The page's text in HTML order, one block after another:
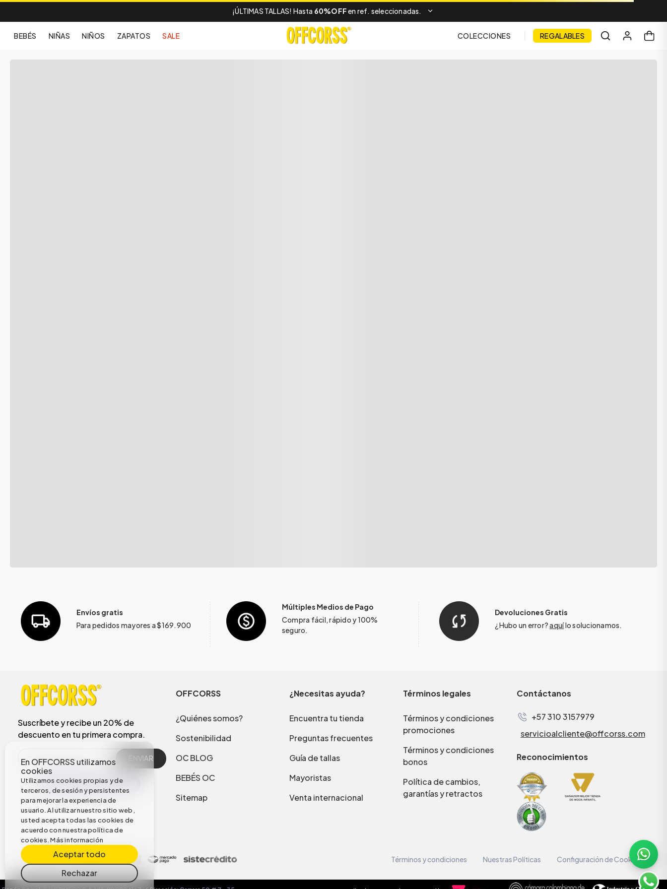
¡ÚLTIMAS TALLAS! Hasta 60%OFFen ref. seleccionadas.
BEBÉS NIÑAS NIÑOS ZAPATOS SALE COLECCIONES REGALABLES
En OFFCORSS utilizamos
cookies
Utilizamos cookies propias y de
terceros, de sesión y persistentes
para mejorar la experiencia de
usuario. Al utilizar nuestro sitio web,
usted acepta todas las cookies de
acuerdo con nuestra política de
cookies.Más información
Aceptar todo
Rechazar
Envíos gratis
Para pedidos mayores a $169.900
Múltiples Medios de Pago
Compra fácil, rápido y 100%
seguro.
Devoluciones Gratis
¿Hubo un error?aquílo solucionamos.
Suscríbete y recibe un 20% de
descuento en tu primera compra.
ENVIAR
OFFCORSS
¿Quiénes somos?
Sostenibilidad
OC BLOG
BEBÉS OC
Sitemap
¿Necesitas ayuda?
Encuentra tu tienda
Preguntas frecuentes
Guía de tallas
Mayoristas
Venta internacional
Términos legales
Términos y condiciones
promociones
Términos y condiciones
bonos
Política de cambios,
garantías y retractos
Contáctanos
+57 310 3157979
servicioalcliente@offcorss.com
Reconocimientos
Términos y condiciones Nuestras Políticas Configuración de Cookies